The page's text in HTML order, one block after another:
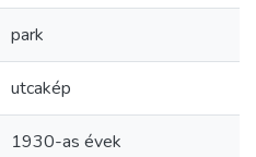
park
utcakép
1930-as évek